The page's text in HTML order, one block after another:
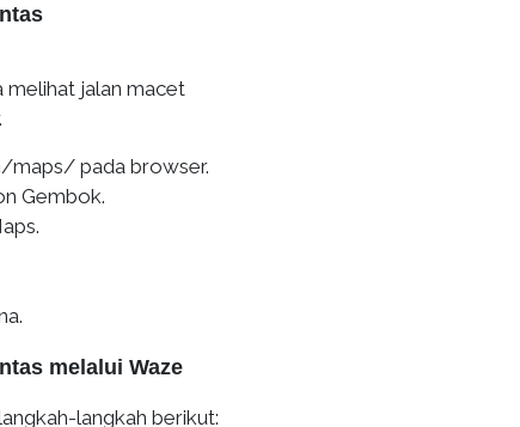
melihat jalan macet
pada browser.
Gembok.
melalui Waze
langkah berikut: